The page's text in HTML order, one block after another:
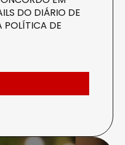
DO DIÁRIO DE
POLÍTICA DE